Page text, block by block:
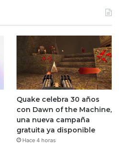
Quake celebra 30 años
con Dawn of the Machine,
una nueva campaña
gratuita ya disponible
Hace 4 horas